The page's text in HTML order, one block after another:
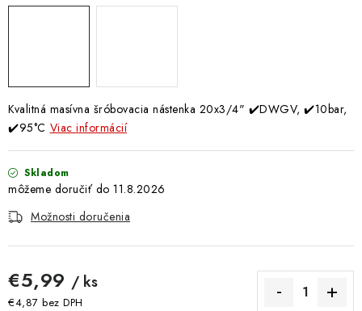
Kvalitná masívna šróbovacia nástenka 20x3/4" ✔️DWGV, ✔️10bar,
✔️95°C Viac informácií
Skladom
11.8.2026
Možnosti doručenia
€5,99 / ks
€4,87 bez DPH